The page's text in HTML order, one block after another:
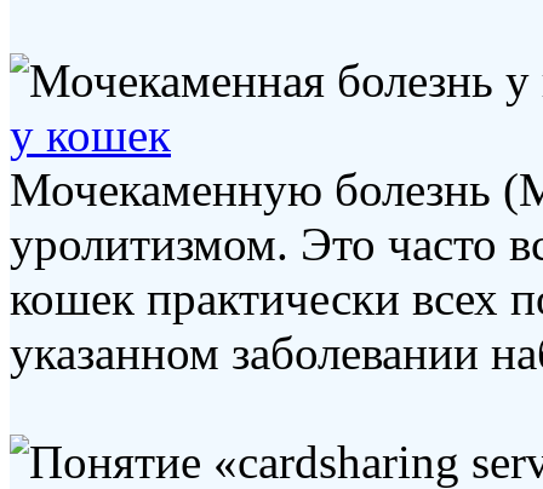
у кошек
Мочекаменную болезнь
уролитизмом. Это часто
кошек практически всех
указанном заболевании